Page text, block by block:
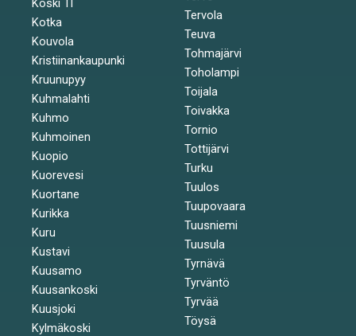
Koski Tl
Kotka
Kouvola
Kristiinankaupunki
Kruunupyy
Kuhmalahti
Kuhmo
Kuhmoinen
Kuopio
Kuorevesi
Kuortane
Kurikka
Kuru
Kustavi
Kuusamo
Kuusankoski
Kuusjoki
Kylmäkoski
Tervola
Teuva
Tohmajärvi
Toholampi
Toijala
Toivakka
Tornio
Tottijärvi
Turku
Tuulos
Tuupovaara
Tuusniemi
Tuusula
Tyrnävä
Tyrväntö
Tyrvää
Töysä